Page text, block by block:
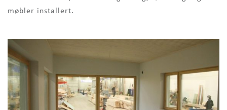
møbler installert.